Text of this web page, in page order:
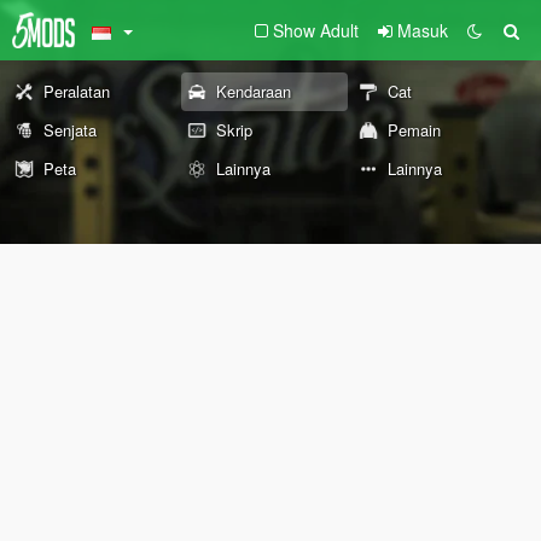
Show Adult Masuk
Peralatan Kendaraan
Cat
Senjata
Skrip
Pemain
Peta
Lainnya Lainnya